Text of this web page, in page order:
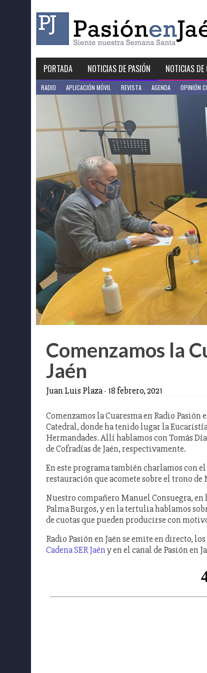
PORTADA NOTICIAS DE PASIÓN NOTICIAS DE
RADIO APLICACIÓN MÓVIL REVISTA AGENDA OPINIÓN
Comenzamos la
Jaén
Juan Luis Plaza- 18 febrero, 2021
Comenzamos la Cuaresma en Radio Pasión
Catedral, donde ha tenido lugar la
Hermandades. Allí hablamos con Tomás
de Cofradías de Jaén, respectivamente.
En este programa también charlamos con
restauración que acomete sobre el trono de
Nuestro compañero Manuel Consuegra, en
Palma Burgos, y en la tertulia hablamos
de cuotas que pueden producirse con
Radio Pasión en Jaén se emite en directo,
Cadena SER Jaény en el canal de Pasión en